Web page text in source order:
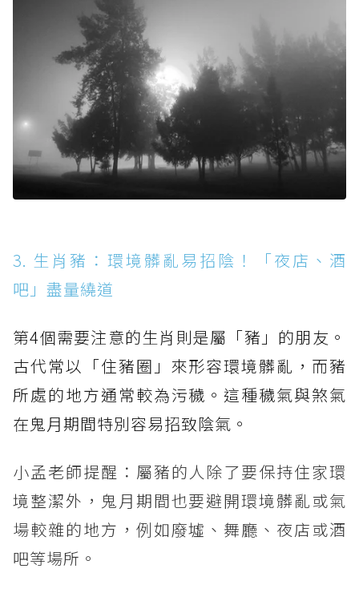
3. 生肖豬：環境髒亂易招陰！「夜店、酒
吧」盡量繞道
第4個需要注意的生肖則是屬「豬」的朋友。
古代常以「住豬圈」來形容環境髒亂，而豬
所處的地方通常較為污穢。這種穢氣與煞氣
在鬼月期間特別容易招致陰氣。
小孟老師提醒：屬豬的人除了要保持住家環
境整潔外，鬼月期間也要避開環境髒亂或氣
場較雜的地方，例如廢墟、舞廳、夜店或酒
吧等場所。